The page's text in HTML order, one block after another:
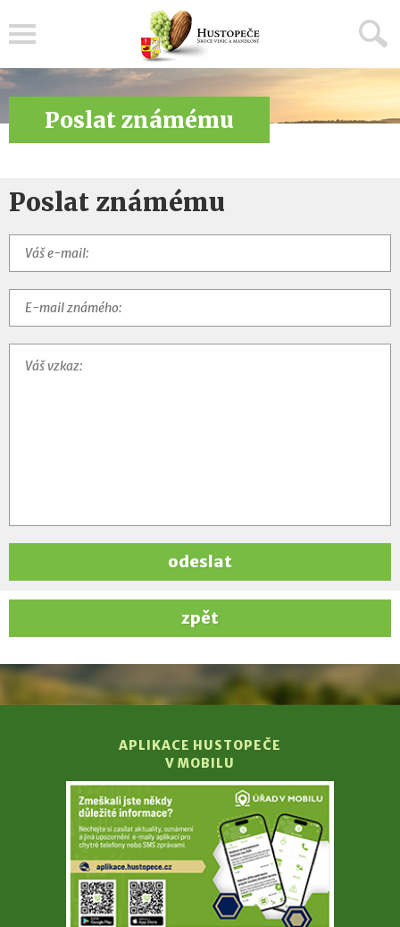
Poslat známému
Poslat známému
odeslat
zpět
APLIKACE HUSTOPEČE
V MOBILU